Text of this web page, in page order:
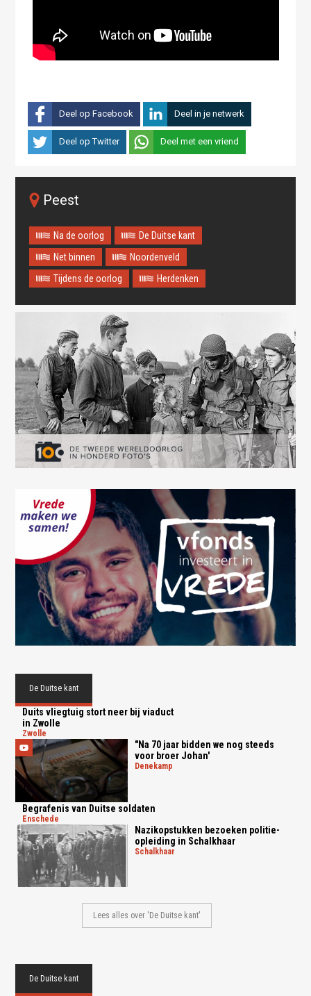
Deel op Facebook Deel in je netwerk
Deel op Twitter Deel met een vriend
Peest
Na de oorlog
De Duitse kant
Net binnen
Noordenveld
Tijdens de oorlog
Herdenken
De Duitse kant
Duits vliegtuig stort neer bij viaduct
in Zwolle
zwolle
"Na 70 jaar bidden we nog steeds
voor broer Johan'
denekamp
Begrafenis van Duitse soldaten
enschede
Nazikopstukken bezoeken politie-
opleiding in Schalkhaar
schalkhaar
Lees alles over 'De Duitse kant'
De Duitse kant